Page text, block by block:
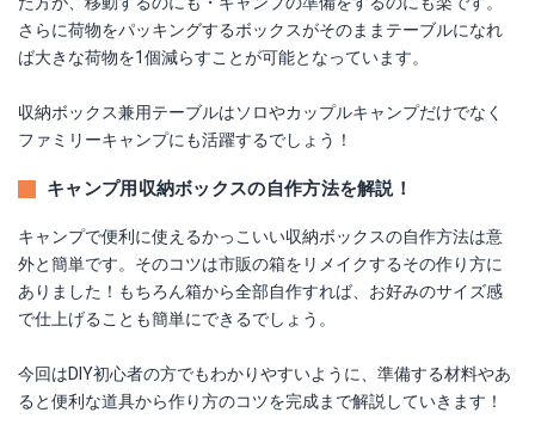
さらに荷物をパッキングするボックスがそのままテーブルになれ
ば大きな荷物を1個減らすことが可能となっています。
収納ボックス兼用テーブルはソロやカップルキャンプだけでなく
ファミリーキャンプにも活躍するでしょう！
キャンプ用収納ボックスの自作方法を解説！
キャンプで便利に使えるかっこいい収納ボックスの自作方法は意
外と簡単です。そのコツは市販の箱をリメイクするその作り方に
ありました！もちろん箱から全部自作すれば、お好みのサイズ感
で仕上げることも簡単にできるでしょう。
今回はDIY初心者の方でもわかりやすいように、準備する材料やあ
ると便利な道具から作り方のコツを完成まで解説していきます！